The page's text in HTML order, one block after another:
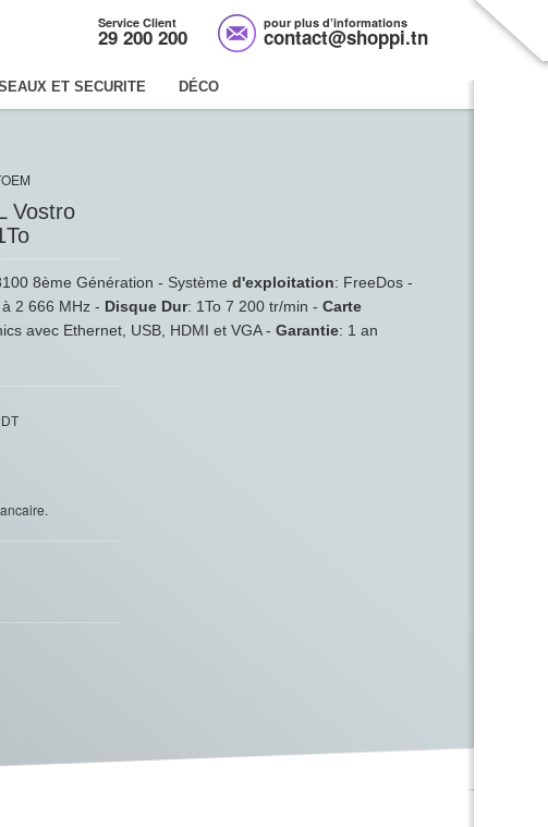
ET SECURITE DÉCO
Service Client
29 200 200
pour plus d’informations
contact@shoppi.tn
Vostro
8ème Génération - Système d'exploitation: FreeDos -
2 666 MHz - Disque Dur: 1To 7 200 tr/min - Carte
avec Ethernet, USB, HDMI et VGA - Garantie: 1 an
DT